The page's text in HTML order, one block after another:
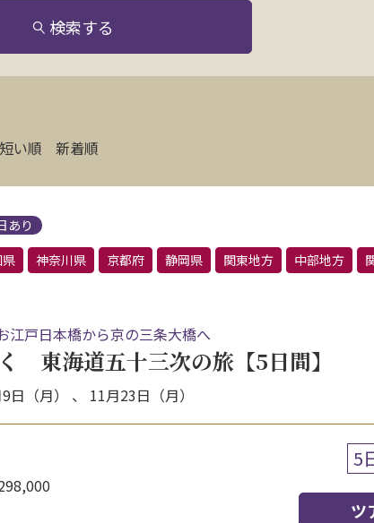
検索する
い順 新着順
あり
神奈川県 京都府 静岡県 関東地方 中部地方
江戸日本橋から京の三条大橋へ
東海道五十三次の旅【5日間】
日（月） 、 11月23日（月）
5
ツ